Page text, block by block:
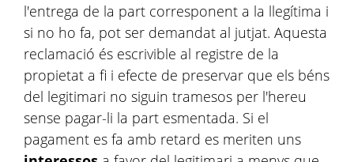
l'entrega de la part corresponent a la llegítima i
si no ho fa, pot ser demandat al jutjat. Aquesta
reclamació és escrivible al registre de la
propietat a fi i efecte de preservar que els béns
del legitimari no siguin tramesos per l'hereu
sense pagar-li la part esmentada. Si el
pagament es fa amb retard es meriten uns